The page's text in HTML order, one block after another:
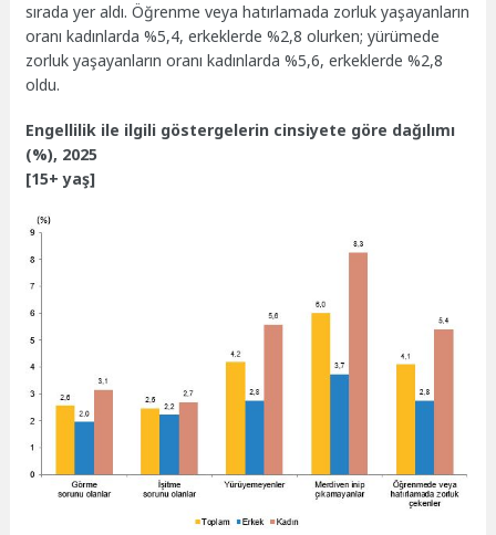
sırada yer aldı. Öğrenme veya hatırlamada zorluk yaşayanların
oranı kadınlarda %5,4, erkeklerde %2,8 olurken; yürümede
zorluk yaşayanların oranı kadınlarda %5,6, erkeklerde %2,8
oldu.
Engellilik ile ilgili göstergelerin cinsiyete göre dağılımı
(%), 2025
[15+ yaş]